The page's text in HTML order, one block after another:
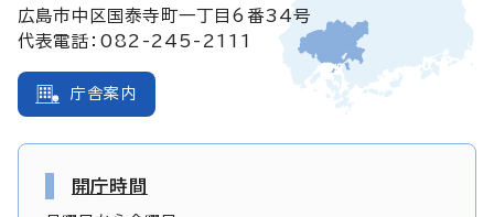
広島市中区国泰寺町一丁目6番34号
代表電話：082-245-2111
庁舎案内
開庁時間